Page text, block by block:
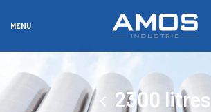
MENU
2300 litres